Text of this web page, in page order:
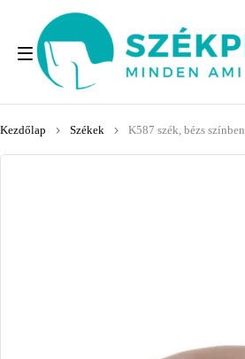
Kezdőlap Székek K587 szék, bézs színben